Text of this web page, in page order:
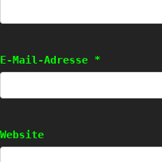
E-Mail-Adresse *
Website